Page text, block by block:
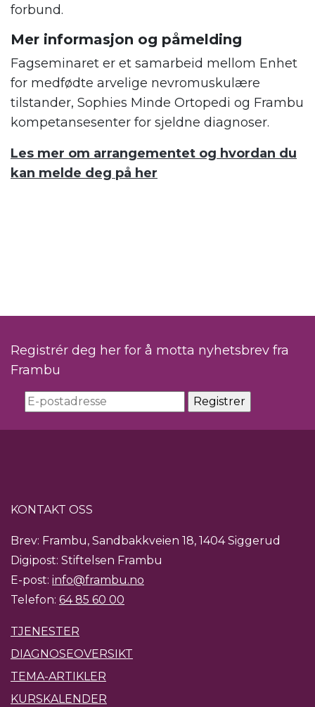
forbund.
Mer informasjon og påmelding
Fagseminaret er et samarbeid mellom Enhet
for medfødte arvelige nevromuskulære
tilstander, Sophies Minde Ortopedi og Frambu
kompetansesenter for sjeldne diagnoser.
Les mer om arrangementet og hvordan du
kan melde deg på her
Registrér deg her for å motta nyhetsbrev fra
Frambu
KONTAKT OSS
Brev: Frambu, Sandbakkveien 18, 1404 Siggerud
Digipost: Stiftelsen Frambu
E-post: info@frambu.no
Telefon: 64 85 60 00
TJENESTER
DIAGNOSEOVERSIKT
TEMA-ARTIKLER
KURSKALENDER